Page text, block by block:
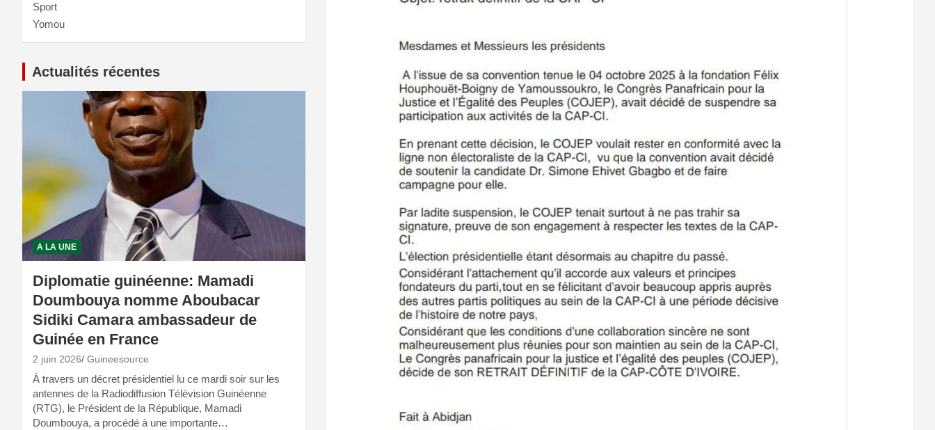
Sport
Yomou
Actualités récentes
A LA UNE
Diplomatie guinéenne: Mamadi
Doumbouya nomme Aboubacar
Sidiki Camara ambassadeur de
Guinée en France
2 juin 2026 Guineesource
À travers un décret présidentiel lu ce mardi soir sur les
antennes de la Radiodiffusion Télévision Guinéenne
(RTG), le Président de la République, Mamadi
Doumbouya, a procédé à une importante…